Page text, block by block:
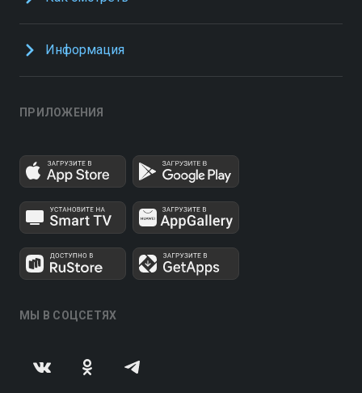
Информация
ПРИЛОЖЕНИЯ
МЫ В СОЦСЕТЯХ